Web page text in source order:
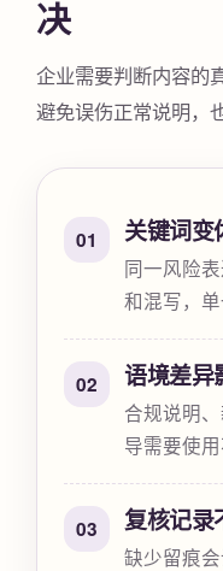
决
企业需要判断内容的
避免误伤正常说明，
01 关键词变
同一风险
和混写，单
02 语境差异
合规说明
导需要使用
03 复核记录
缺少留痕